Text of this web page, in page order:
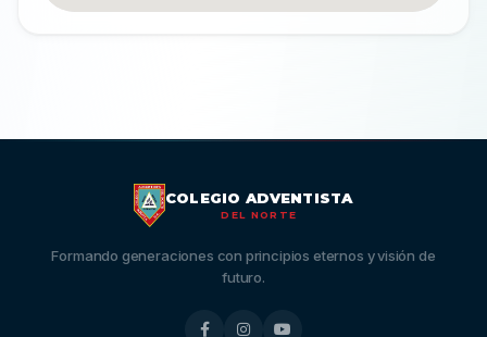
COLEGIO ADVENTISTA
DEL NORTE
Formando generaciones con principios eternos y visión de
futuro.